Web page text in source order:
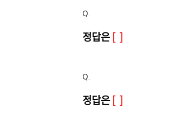
Q.
정답은 [ ]
Q.
정답은 [ ]